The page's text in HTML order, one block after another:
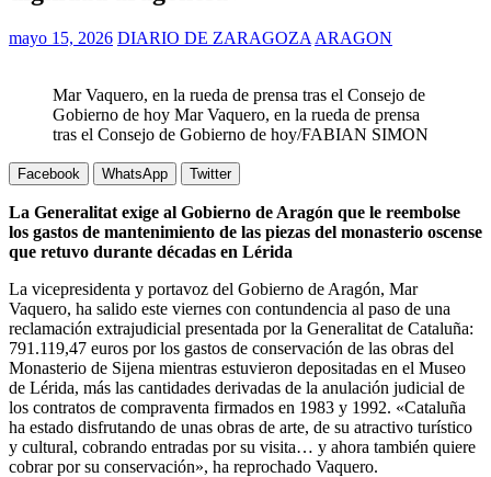
mayo 15, 2026 DIARIO DE ZARAGOZA ARAGON
Mar Vaquero, en la rueda de prensa tras el Consejo de
Gobierno de hoy Mar Vaquero, en la rueda de prensa
tras el Consejo de Gobierno de hoy/FABIAN SIMON
Facebook WhatsApp Twitter
La Generalitat exige al Gobierno de Aragón que le reembolse
los gastos de mantenimiento de las piezas del monasterio oscense
que retuvo durante décadas en Lérida
La vicepresidenta y portavoz del Gobierno de Aragón, Mar
Vaquero, ha salido este viernes con contundencia al paso de una
reclamación extrajudicial presentada por la Generalitat de Cataluña:
791.119,47 euros por los gastos de conservación de las obras del
Monasterio de Sijena mientras estuvieron depositadas en el Museo
de Lérida, más las cantidades derivadas de la anulación judicial de
los contratos de compraventa firmados en 1983 y 1992. «Cataluña
ha estado disfrutando de unas obras de arte, de su atractivo turístico
y cultural, cobrando entradas por su visita… y ahora también quiere
cobrar por su conservación», ha reprochado Vaquero.